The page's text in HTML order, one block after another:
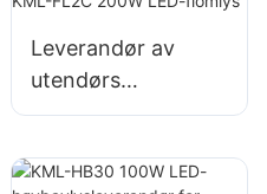
store
skiltbelysninger
Leverandør av
utendørs
parkerings- og
KML-FL2C 200W